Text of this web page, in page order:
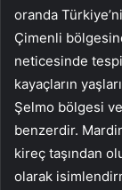
oranda
Çimenli
neticesinde
kayaçların
Şelmo bölgesi
benzerdir.
kireç taşından
olarak